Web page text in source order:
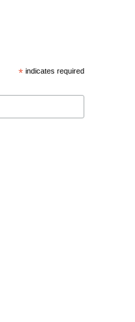
* indicates required